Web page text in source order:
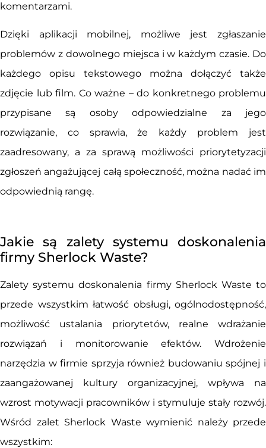
komentarzami.
Dzięki aplikacji mobilnej, możliwe jest zgłaszanie
problemów z dowolnego miejsca i w każdym czasie. Do
każdego opisu tekstowego można dołączyć także
zdjęcie lub film. Co ważne – do konkretnego problemu
przypisane są osoby odpowiedzialne za jego
rozwiązanie, co sprawia, że każdy problem jest
zaadresowany, a za sprawą możliwości priorytetyzacji
zgłoszeń angażującej całą społeczność, można nadać im
odpowiednią rangę.
Jakie są zalety systemu doskonalenia
firmy Sherlock Waste?
Zalety systemu doskonalenia firmy Sherlock Waste to
przede wszystkim łatwość obsługi, ogólnodostępność,
możliwość ustalania priorytetów, realne wdrażanie
rozwiązań i monitorowanie efektów. Wdrożenie
narzędzia w firmie sprzyja również budowaniu spójnej i
zaangażowanej kultury organizacyjnej, wpływa na
wzrost motywacji pracowników i stymuluje stały rozwój.
Wśród zalet Sherlock Waste wymienić należy przede
wszystkim: